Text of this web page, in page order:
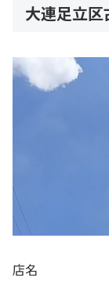
大連足立
店名